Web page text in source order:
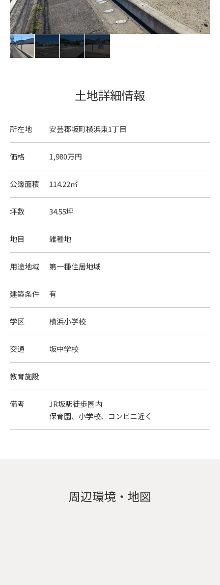
土地詳細情報
所在地 安芸郡坂町横浜東1丁目
価格 1,980万円
公簿面積 114.22㎡
坪数 34.55坪
地目 雑種地
用途地域 第一種住居地域
建築条件 有
学区 横浜小学校
交通 坂中学校
教育施設
備考
JR坂駅徒歩圏内
保育園、小学校、コンビニ近く
周辺環境・地図